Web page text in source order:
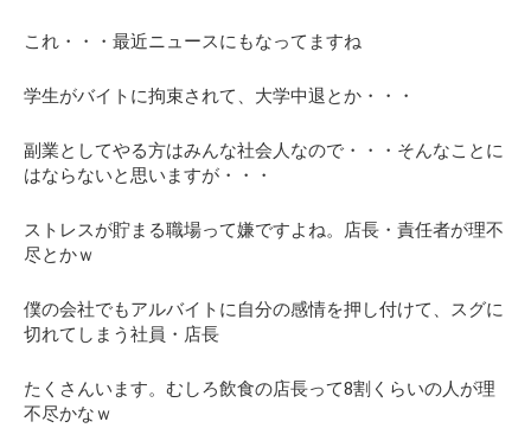
これ・・・最近ニュースにもなってますね
学生がバイトに拘束されて、大学中退とか・・・
副業としてやる方はみんな社会人なので・・・そんなことに
はならないと思いますが・・・
ストレスが貯まる職場って嫌ですよね。店長・責任者が理不
尽とかｗ
僕の会社でもアルバイトに自分の感情を押し付けて、スグに
切れてしまう社員・店長
たくさんいます。むしろ飲食の店長って8割くらいの人が理
不尽かなｗ